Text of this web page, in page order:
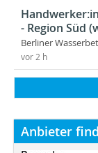
- Region Süd
Berliner
vor 2 h
Anbieter